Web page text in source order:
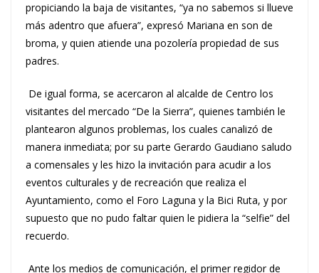
propiciando la baja de visitantes, “ya no sabemos si llueve
más adentro que afuera”, expresó Mariana en son de
broma, y quien atiende una pozolería propiedad de sus
padres.
De igual forma, se acercaron al alcalde de Centro los
visitantes del mercado “De la Sierra”, quienes también le
plantearon algunos problemas, los cuales canalizó de
manera inmediata; por su parte Gerardo Gaudiano saludo
a comensales y les hizo la invitación para acudir a los
eventos culturales y de recreación que realiza el
Ayuntamiento, como el Foro Laguna y la Bici Ruta, y por
supuesto que no pudo faltar quien le pidiera la “selfie” del
recuerdo.
Ante los medios de comunicación, el primer regidor de